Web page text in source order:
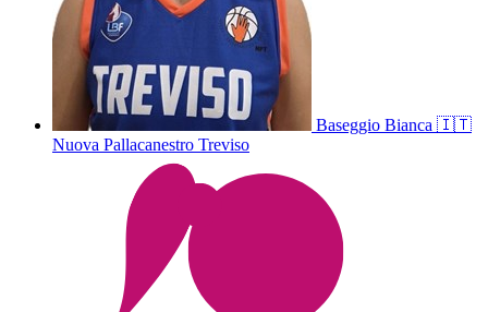
Baseggio Bianca 🇮🇹
Nuova Pallacanestro Treviso